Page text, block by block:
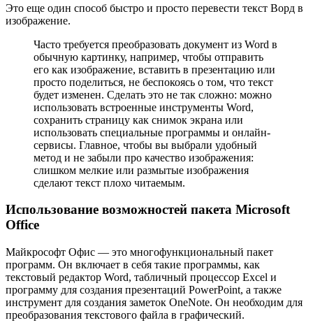
Это еще один способ быстро и просто перевести текст Ворд в
изображение.
Часто требуется преобразовать документ из Word в
обычную картинку, например, чтобы отправить
его как изображение, вставить в презентацию или
просто поделиться, не беспокоясь о том, что текст
будет изменен. Сделать это не так сложно: можно
использовать встроенные инструменты Word,
сохранить страницу как снимок экрана или
использовать специальные программы и онлайн-
сервисы. Главное, чтобы вы выбрали удобный
метод и не забыли про качество изображения:
слишком мелкие или размытые изображения
сделают текст плохо читаемым.
Использование возможностей пакета Microsoft
Office
Майкроcофт Офис — это многофункциональный пакет
программ. Он включает в себя такие программы, как
текстовый редактор Word, табличный процессор Excel и
программу для создания презентаций PowerPoint, а также
инструмент для создания заметок OneNote. Он необходим для
преобразования текстового файла в графический.